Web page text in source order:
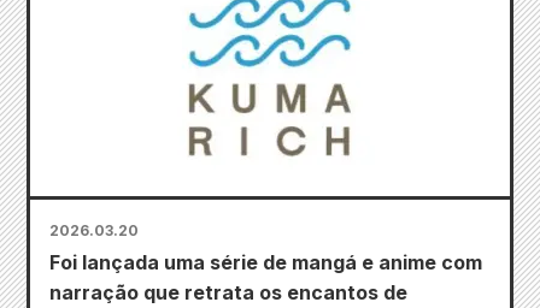
2026.03.20
Foi lançada uma série de mangá e anime com
narração que retrata os encantos de